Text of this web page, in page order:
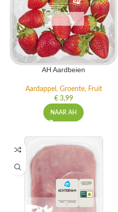
AH Aardbeien
Aardappel, Groente, Fruit
€3,99
NAAR AH